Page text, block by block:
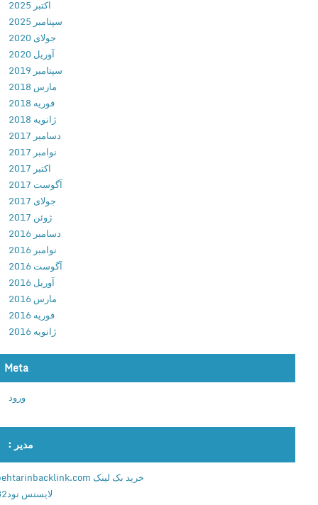
P
i
r
a
t
e
s
2
.
.
0
ا
ن
ل
و
د
ب
ا
ز
ا
ن
ز
سپتامبر 2025
جولای 2020
آوریل 2020
سپتامبر 2019
مارس 2018
فوریه 2018
ژانویه 2018
دسامبر 2017
نوامبر 2017
آگوست 2017
جولای 2017
ژوئن 2017
دسامبر 2016
نوامبر 2016
آگوست 2016
آوریل 2016
مارس 2016
فوریه 2016
ژانویه 2016
Meta
مدیر :
خرید بک لینک behtarinbacklink.com
لایسنس نود32